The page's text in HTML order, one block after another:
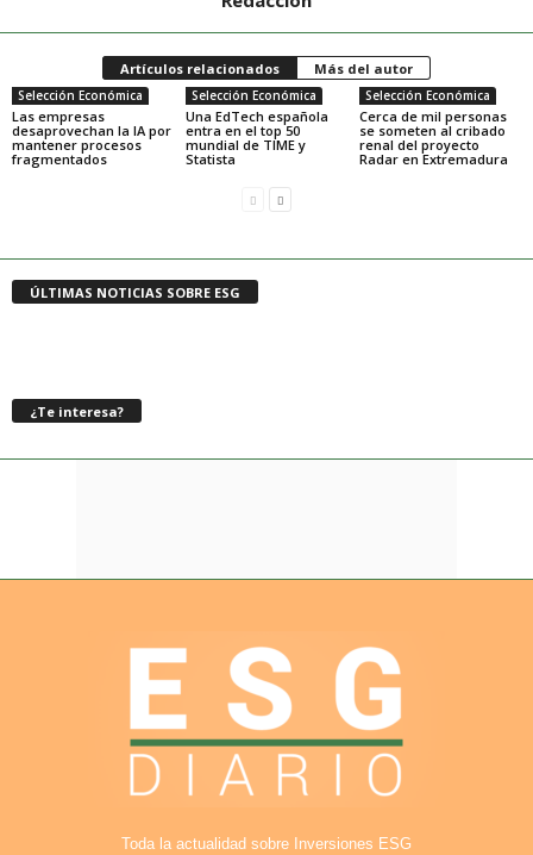
Artículos relacionados Más del autor
Selección Económica
Las empresas
desaprovechan la IA por
mantener procesos
fragmentados
Selección Económica
Una EdTech española
entra en el top 50
mundial de TIME y
Statista
Selección Económica
Cerca de mil personas
se someten al cribado
renal del proyecto
Radar en Extremadura
ÚLTIMAS NOTICIAS SOBRE ESG
¿Te interesa?
Toda la actualidad sobre Inversiones ESG